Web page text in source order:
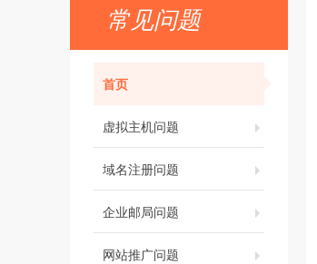
常见问题
首页
虚拟主机问题
域名注册问题
企业邮局问题
网站推广问题